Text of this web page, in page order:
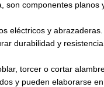
componentes
eléctricos y abrazaderas.
durabilidad y
torcer o cortar
y pueden elaborarse